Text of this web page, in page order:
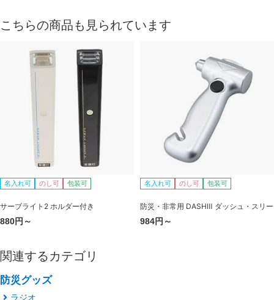
こちらの商品も見られています
名入れ可 のし可 包装可
サーブライト2 ホルダー付き
880円～
名入れ可 のし可 包装可
防災・非常用 DASHⅢ ダッシュ・スリー
984円～
関連するカテゴリ
防災グッズ
ラジオ